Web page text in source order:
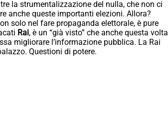
la strumentalizzazione del nulla, che non ci
anche queste importanti elezioni. Allora?
solo nel fare propaganda elettorale, è pure
Rai, è un “già visto” che anche questa volta
migliorare l’informazione pubblica. La Rai
Questioni di potere.